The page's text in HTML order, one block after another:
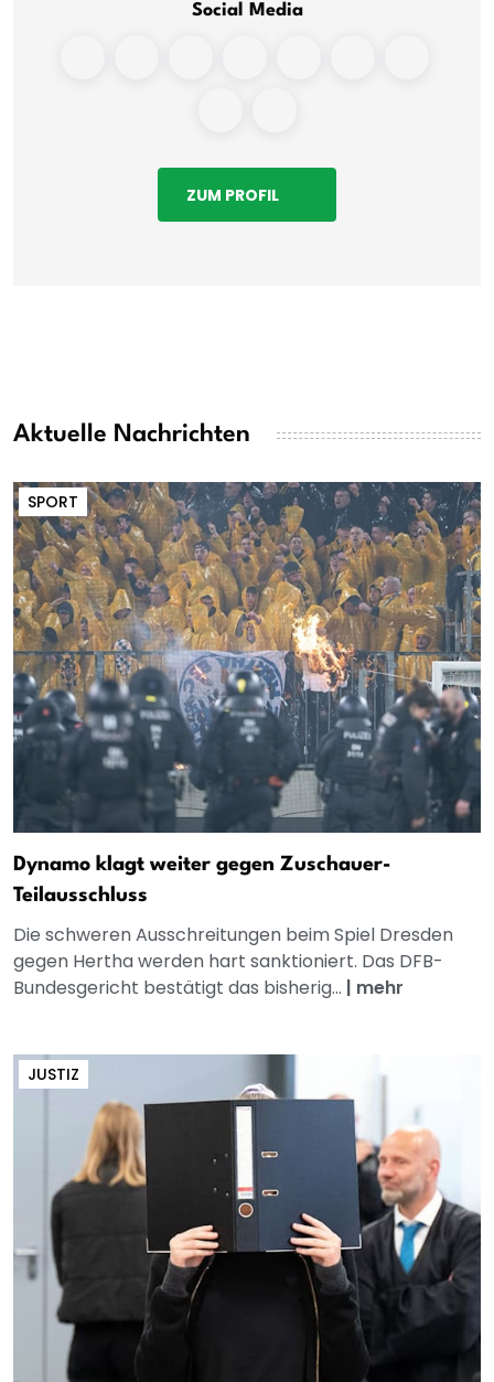
Social Media
ZUM PROFIL
Aktuelle Nachrichten
SPORT
Dynamo klagt weiter gegen Zuschauer-
Teilausschluss
Die schweren Ausschreitungen beim Spiel Dresden
gegen Hertha werden hart sanktioniert. Das DFB-
Bundesgericht bestätigt das bisherig... | mehr
JUSTIZ